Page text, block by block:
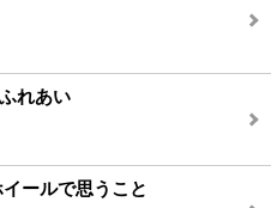
れあい
イールで思うこと